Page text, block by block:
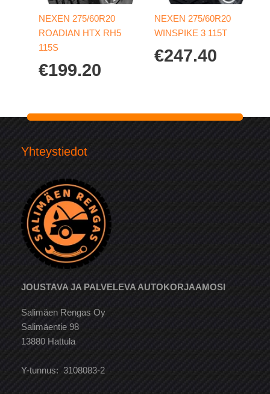
NEXEN 275/60R20
ROADIAN HTX RH5
115S
€199.20
NEXEN 275/60R20
WINSPIKE 3 115T
€247.40
Yhteystiedot
JOUSTAVA JA PALVELEVA AUTOKORJAAMOSI
Salimäen Rengas Oy
Salimäentie 98
13880 Hattula
Y-tunnus: 3108083-2